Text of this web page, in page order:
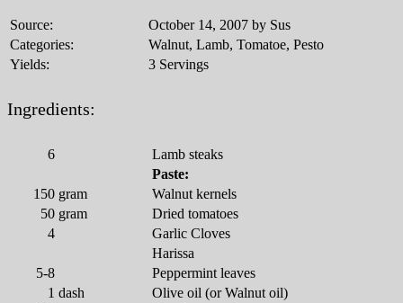
Source:
October 14, 2007 by Sus
Categories:
Walnut, Lamb, Tomatoe, Pesto
Yields:
3 Servings
Ingredients:
6
Lamb steaks
Paste:
150 gram
Walnut kernels
50 gram
Dried tomatoes
4
Garlic Cloves
Harissa
5-8
Peppermint leaves
1 dash
Olive oil (or Walnut oil)